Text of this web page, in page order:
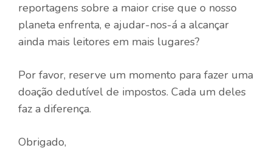
reportagens sobre a maior crise que o nosso
planeta enfrenta, e ajudar-nos-á a alcançar
ainda mais leitores em mais lugares?
Por favor, reserve um momento para fazer uma
doação dedutível de impostos. Cada um deles
faz a diferença.
Obrigado,